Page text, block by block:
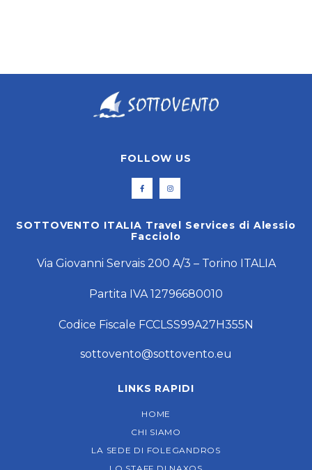
FOLLOW US
SOTTOVENTO ITALIA Travel Services di Alessio
Facciolo
Via Giovanni Servais 200 A/3 – Torino ITALIA
Partita IVA 12796680010
Codice Fiscale FCCLSS99A27H355N
sottovento@sottovento.eu
LINKS RAPIDI
HOME
CHI SIAMO
LA SEDE DI FOLEGANDROS